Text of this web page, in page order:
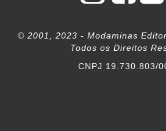
© 2001, 2023 - Modaminas
Todos os Direitos
CNPJ 19.730.803/